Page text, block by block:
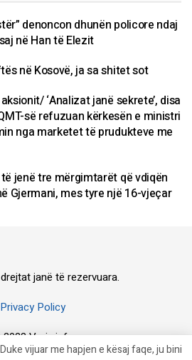
denoncon dhunën policore ndaj
në Han të Elezit
në Kosovë, ja sa shitet sot
‘Analizat janë sekrete’, disa
së refuzuan kërkesën e ministri
nga marketet të prudukteve me
jenë tre mërgimtarët që vdiqën
Gjermani, mes tyre një 16-vjeçar
janë të rezervuara.
Privacy Policy
Veriu.info
vijuar me hapjen e kësaj faqe, ju bini